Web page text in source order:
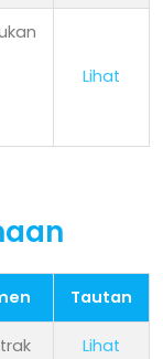
Lihat
Tautan
Lihat